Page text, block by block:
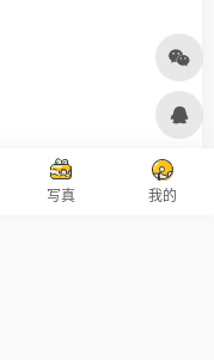
写真 我的
Designed by 设计资源